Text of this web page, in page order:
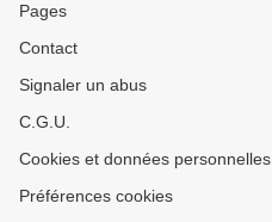
Pages
Contact
Signaler un abus
C.G.U.
Cookies et données personnelles
Préférences cookies